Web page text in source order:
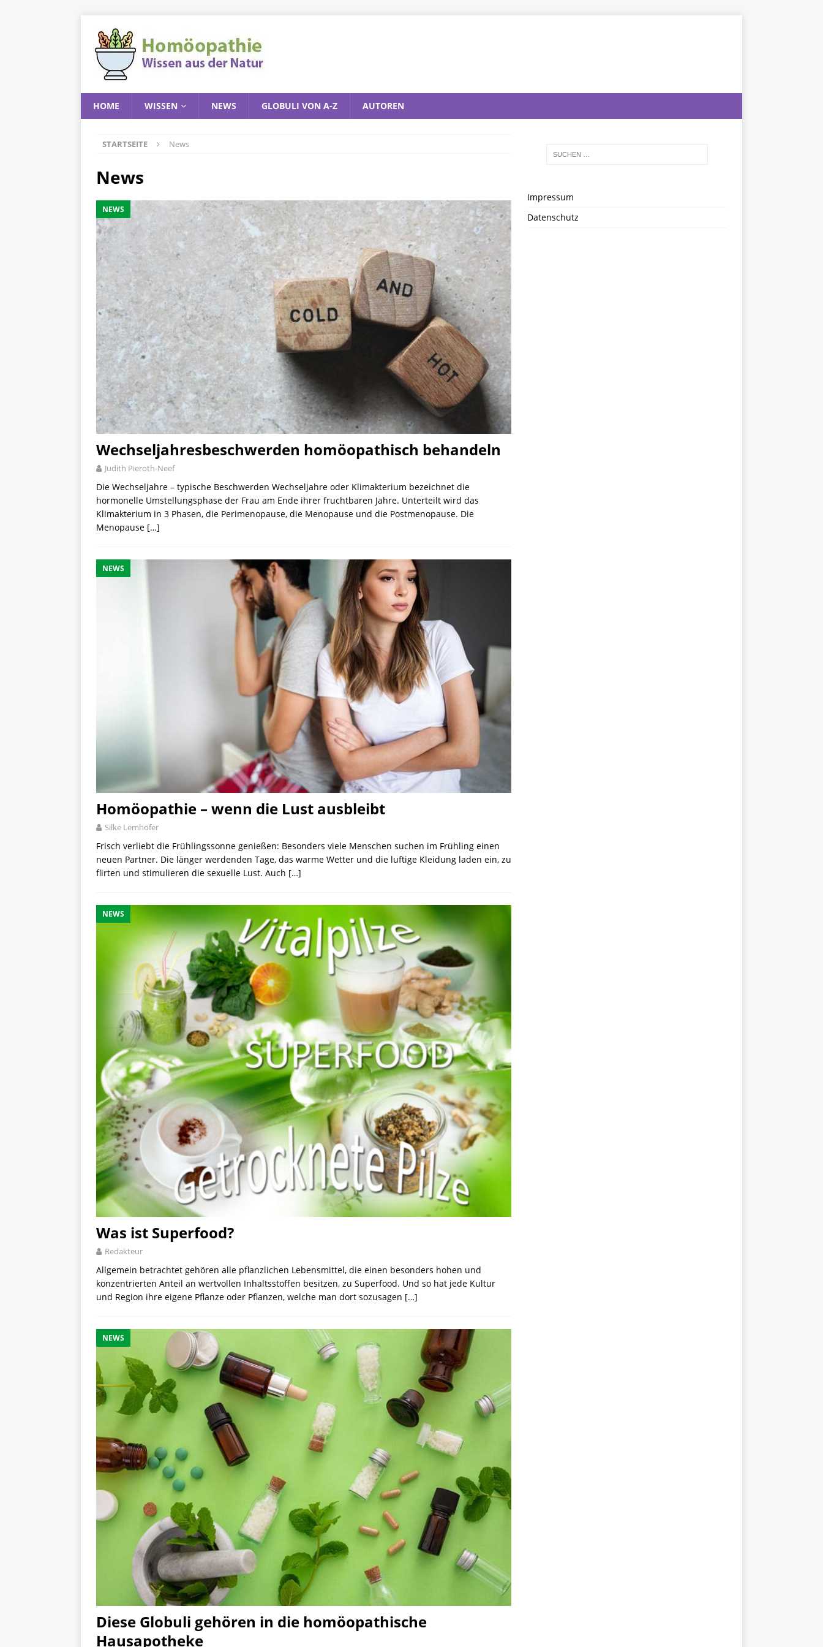
HOME WISSEN NEWS GLOBULI VON A-Z AUTOREN
STARTSEITE News
News
NEWS
Wechseljahresbeschwerden homöopathisch behandeln
Judith Pieroth-Neef
Die Wechseljahre – typische Beschwerden Wechseljahre oder Klimakterium bezeichnet die
hormonelle Umstellungsphase der Frau am Ende ihrer fruchtbaren Jahre. Unterteilt wird das
Klimakterium in 3 Phasen, die Perimenopause, die Menopause und die Postmenopause. Die
Menopause […]
NEWS
Homöopathie – wenn die Lust ausbleibt
Silke Lemhöfer
Frisch verliebt die Frühlingssonne genießen: Besonders viele Menschen suchen im Frühling einen
neuen Partner. Die länger werdenden Tage, das warme Wetter und die luftige Kleidung laden ein, zu
flirten und stimulieren die sexuelle Lust. Auch […]
NEWS
Was ist Superfood?
Redakteur
Allgemein betrachtet gehören alle pflanzlichen Lebensmittel, die einen besonders hohen und
konzentrierten Anteil an wertvollen Inhaltsstoffen besitzen, zu Superfood. Und so hat jede Kultur
und Region ihre eigene Pflanze oder Pflanzen, welche man dort sozusagen […]
NEWS
Diese Globuli gehören in die homöopathische
Hausapotheke
Impressum
Datenschutz